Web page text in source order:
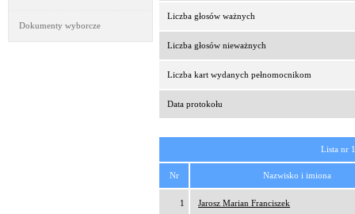
Dokumenty wyborcze
Liczba głosów ważnych
Liczba głosów nieważnych
Liczba kart wydanych pełnomocnikom
Data protokołu
Lista nr
Nr Nazwisko i imiona
1 Jarosz Marian Franciszek